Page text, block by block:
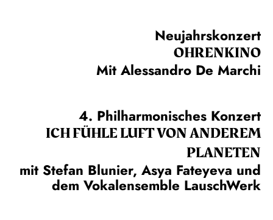
Neujahrskonzert
OHRENKINO
Mit Alessandro De Marchi
4. Philharmonisches Konzert
ICH FÜHLE LUFT VON ANDEREM
PLANETEN
mit Stefan Blunier, Asya Fateyeva und
dem Vokalensemble LauschWerk